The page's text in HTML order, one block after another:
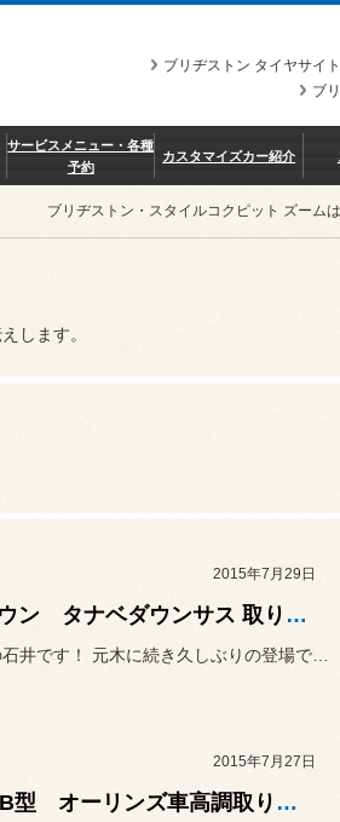
ブリヂストン タイヤサイト
ブ
サービスメニュー・各種
予約
カスタマイズカー紹介
ブリヂストン・スタイルコクピット ズーム
します。
2015年7月29日
トヨタ 18系クラウン タナベダウンサス 取り付けいたしました！
2015年7月27日
インプレッサGDB型 オーリンズ車高調取り付け！！